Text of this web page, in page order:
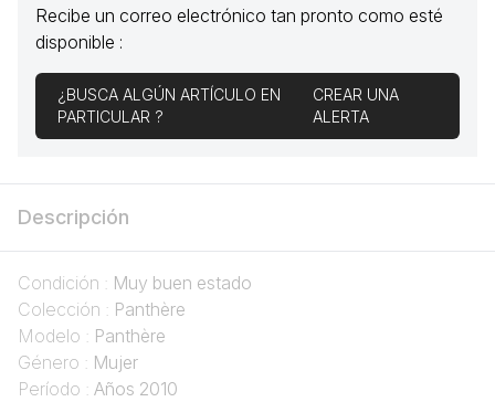
Recibe un correo electrónico tan pronto como esté
disponible :
¿BUSCA ALGÚN ARTÍCULO EN
PARTICULAR ?
CREAR UNA
ALERTA
Descripción
Condición : Muy buen estado
Colección : Panthère
Modelo : Panthère
Género : Mujer
Período : Años 2010